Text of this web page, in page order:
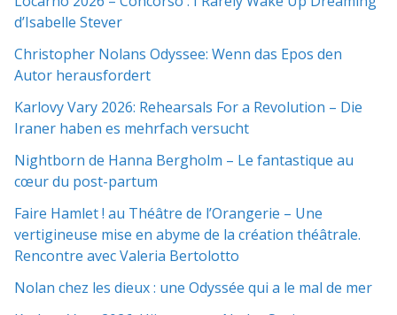
d’Isabelle Stever
Christopher Nolans Odyssee: Wenn das Epos den
Autor herausfordert
Karlovy Vary 2026: Rehearsals For a Revolution – Die
Iraner haben es mehrfach versucht
Nightborn de Hanna Bergholm – Le fantastique au
cœur du post-partum
Faire Hamlet ! au Théâtre de l’Orangerie – Une
vertigineuse mise en abyme de la création théâtrale.
Rencontre avec Valeria Bertolotto
Nolan chez les dieux : une Odyssée qui a le mal de mer